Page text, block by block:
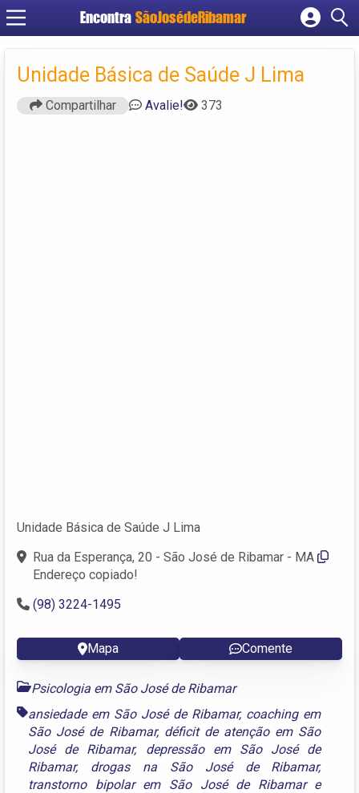
Encontra SãoJosédeRibamar
Cadastrar empresa
Criar conta
Unidade Básica de Saúde J Lima
Compartilhar Avalie! 373
Unidade Básica de Saúde J Lima
Rua da Esperança, 20 - São José de Ribamar - MA
Endereço copiado!
(98) 3224-1495
Mapa Comente
Psicologia em São José de Ribamar
ansiedade em São José de Ribamar, coaching em
São José de Ribamar, déficit de atenção em São
José de Ribamar, depressão em São José de
Ribamar, drogas na São José de Ribamar,
transtorno bipolar em São José de Ribamare